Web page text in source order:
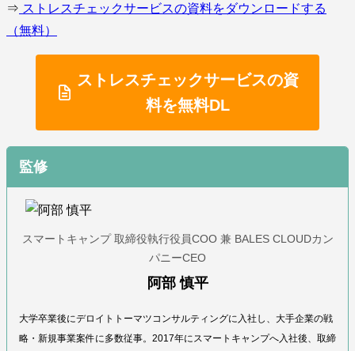
⇒ ストレスチェックサービスの資料をダウンロードする
（無料）
ストレスチェックサービスの資
料を無料DL
監修
スマートキャンプ 取締役執行役員COO 兼 BALES CLOUDカン
パニーCEO
阿部 慎平
大学卒業後にデロイトトーマツコンサルティングに入社し、大手企業の戦
略・新規事業案件に多数従事。2017年にスマートキャンプへ入社後、取締